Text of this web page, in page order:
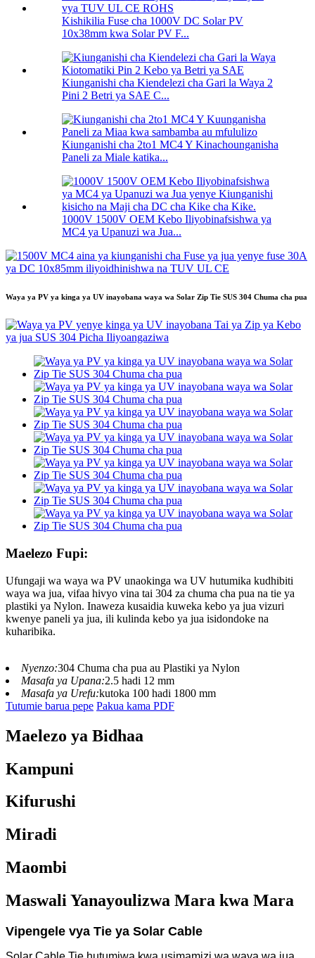
Kishikilia Fuse cha 1000V DC Solar PV
10x38mm kwa Solar PV F...
Kiunganishi cha Kiendelezi cha Gari la Waya 2
Pini 2 Betri ya SAE C...
Kiunganishi cha 2to1 MC4 Y Kinachounganisha
Paneli za Miale katika...
1000V 1500V OEM Kebo Iliyobinafsishwa ya
MC4 ya Upanuzi wa Jua...
Waya ya PV ya kinga ya UV inayobana waya wa Solar Zip Tie SUS 304 Chuma cha pua
Maelezo Fupi:
Ufungaji wa waya wa PV unaokinga wa UV hutumika kudhibiti
waya wa jua, vifaa hivyo vina tai 304 za chuma cha pua na tie ya
plastiki ya Nylon. Inaweza kusaidia kuweka kebo ya jua vizuri
kwenye paneli ya jua, ili kulinda kebo ya jua isidondoke na
kuharibika.
Nyenzo:304 Chuma cha pua au Plastiki ya Nylon
Masafa ya Upana:2.5 hadi 12 mm
Masafa ya Urefu:kutoka 100 hadi 1800 mm
Tutumie barua pepe Pakua kama PDF
Maelezo ya Bidhaa
Kampuni
Kifurushi
Miradi
Maombi
Maswali Yanayoulizwa Mara kwa Mara
Vipengele vya Tie ya Solar Cable